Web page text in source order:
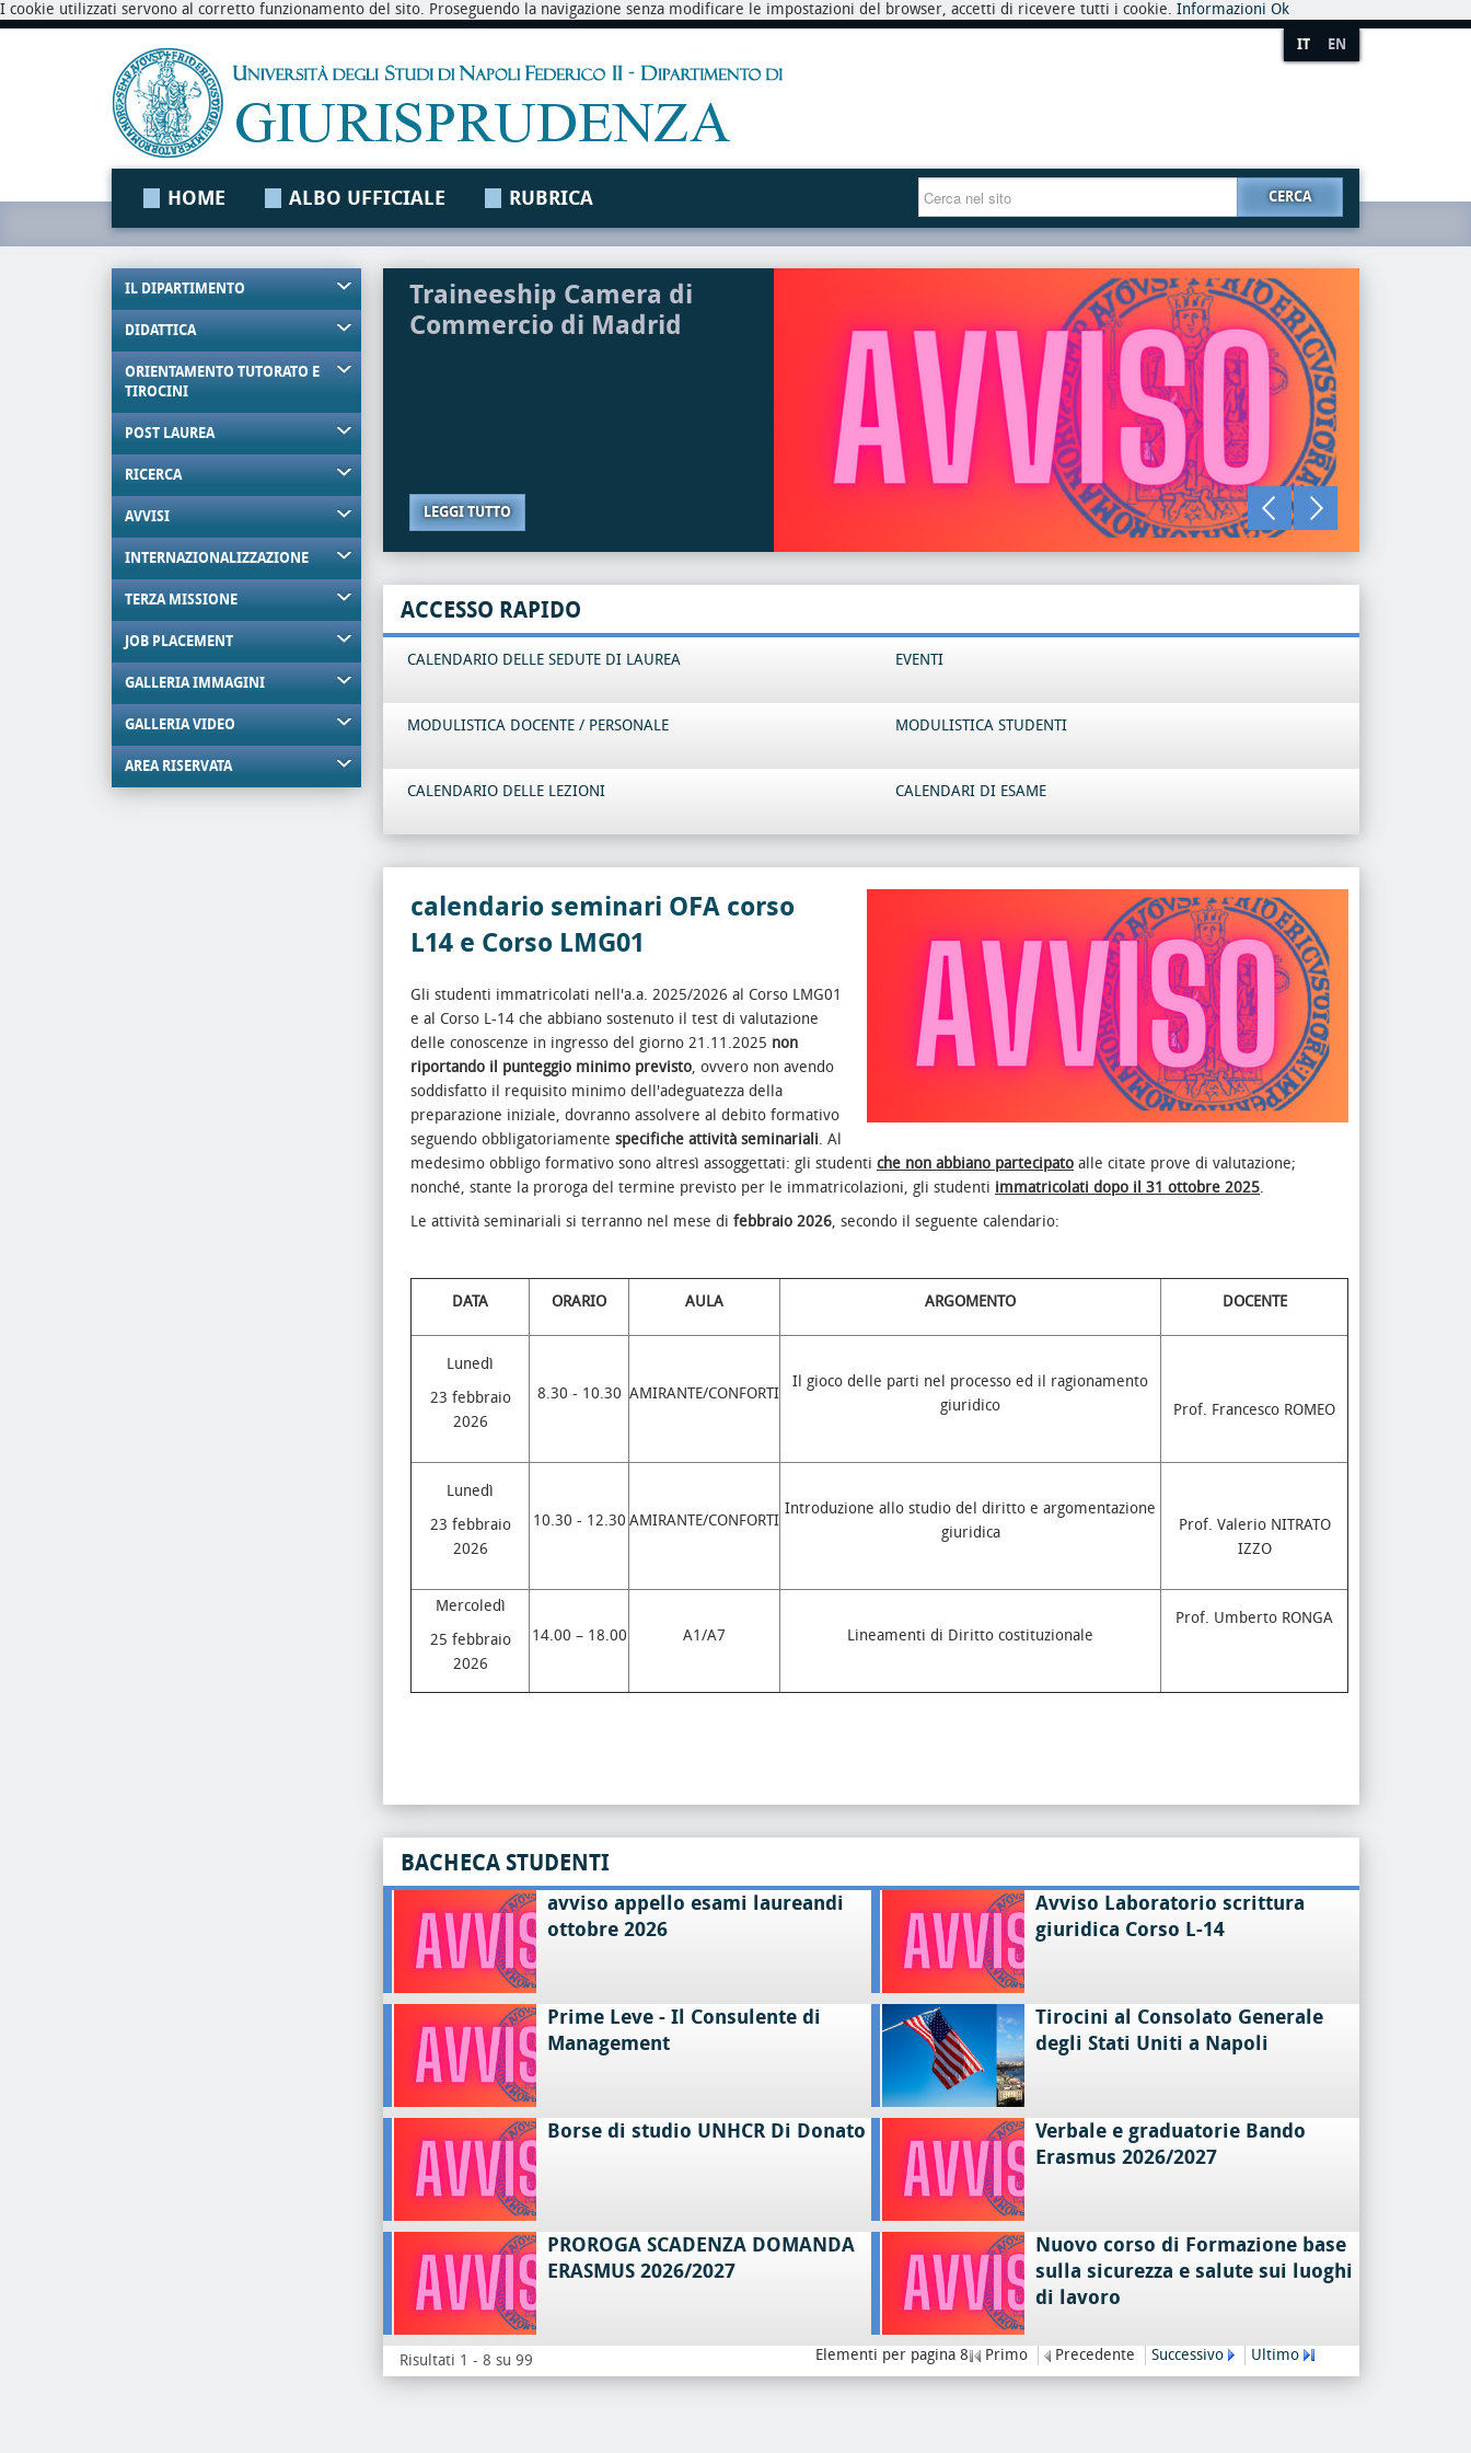
I cookie utilizzati servono al corretto funzionamento del sito. Proseguendo la navigazione senza modificare le impostazioni del browser, accetti di ricevere tutti i cookie. Informazioni Ok
IT EN
HOME ALBO UFFICIALE RUBRICA CERCA
IL DIPARTIMENTO
DIDATTICA
ORIENTAMENTO TUTORATO E
TIROCINI
POST LAUREA
RICERCA
AVVISI
INTERNAZIONALIZZAZIONE
TERZA MISSIONE
JOB PLACEMENT
GALLERIA IMMAGINI
GALLERIA VIDEO
AREA RISERVATA
Traineeship Camera di
Commercio di Madrid
LEGGI TUTTO
ACCESSO RAPIDO
CALENDARIO DELLE SEDUTE DI LAUREA EVENTI
MODULISTICA DOCENTE / PERSONALE MODULISTICA STUDENTI
CALENDARIO DELLE LEZIONI CALENDARI DI ESAME
calendario seminari OFA corso
L14 e Corso LMG01
Gli studenti immatricolati nell'a.a. 2025/2026 al Corso LMG01
e al Corso L-14 che abbiano sostenuto il test di valutazione
delle conoscenze in ingresso del giorno 21.11.2025 non
riportando il punteggio minimo previsto, ovvero non avendo
soddisfatto il requisito minimo dell'adeguatezza della
preparazione iniziale, dovranno assolvere al debito formativo
seguendo obbligatoriamente specifiche attività seminariali. Al
medesimo obbligo formativo sono altresì assoggettati: gli studenti che non abbiano partecipato alle citate prove di valutazione;
nonché, stante la proroga del termine previsto per le immatricolazioni, gli studenti immatricolati dopo il 31 ottobre 2025.
Le attività seminariali si terranno nel mese di febbraio 2026, secondo il seguente calendario:
DATA ORARIO AULA ARGOMENTO DOCENTE
Lunedì
23 febbraio
2026
8.30 - 10.30 AMIRANTE/CONFORTI
Il gioco delle parti nel processo ed il ragionamento
giuridico
Prof. Francesco ROMEO
Lunedì
23 febbraio
2026
10.30 - 12.30 AMIRANTE/CONFORTI
Introduzione allo studio del diritto e argomentazione
giuridica
Prof. Valerio NITRATO
IZZO
Mercoledì
25 febbraio
2026
14.00 – 18.00 A1/A7 Lineamenti di Diritto costituzionale
Prof. Umberto RONGA
BACHECA STUDENTI
avviso appello esami laureandi
ottobre 2026
Avviso Laboratorio scrittura
giuridica Corso L-14
Prime Leve - Il Consulente di
Management
Tirocini al Consolato Generale
degli Stati Uniti a Napoli
Borse di studio UNHCR Di Donato
Verbale e graduatorie Bando
Erasmus 2026/2027
PROROGA SCADENZA DOMANDA
ERASMUS 2026/2027
Nuovo corso di Formazione base
sulla sicurezza e salute sui luoghi
di lavoro
Risultati 1 - 8 su 99 Elementi per pagina 8 Primo Precedente Successivo Ultimo